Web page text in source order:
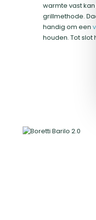
warmte vast
grillmethode.
handig om een
houden. Tot slot